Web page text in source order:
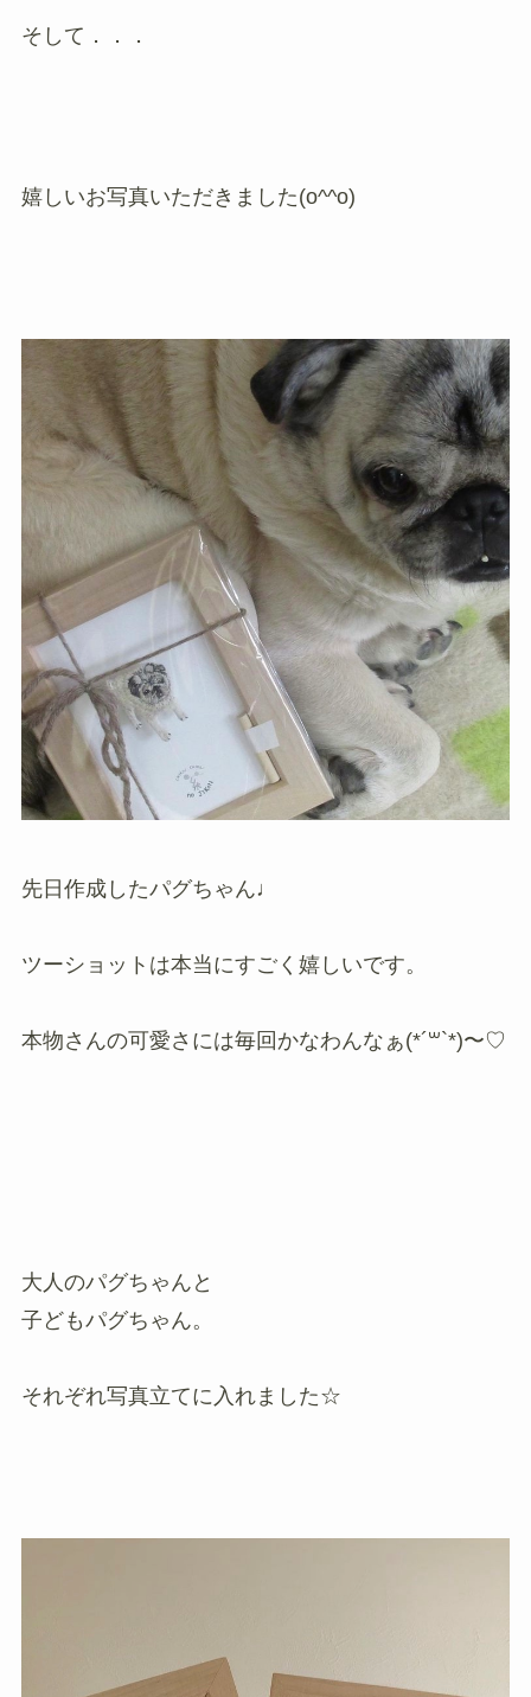
そして．．．
嬉しいお写真いただきました(o^^o)
先日作成したパグちゃん♩
ツーショットは本当にすごく嬉しいです。
本物さんの可愛さには毎回かなわんなぁ(*´꒳`*)〜♡
大人のパグちゃんと
子どもパグちゃん。
それぞれ写真立てに入れました☆